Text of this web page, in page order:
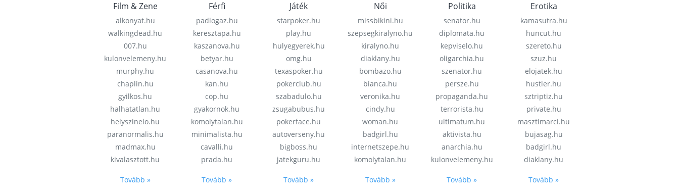
Film & Zene
alkonyat.hu
walkingdead.hu
007.hu
kulonvelemeny.hu
murphy.hu
chaplin.hu
gyilkos.hu
halhatatlan.hu
helyszinelo.hu
paranormalis.hu
madmax.hu
kivalasztott.hu
Tovább »
Férfi
padlogaz.hu
keresztapa.hu
kaszanova.hu
betyar.hu
casanova.hu
kan.hu
cop.hu
gyakornok.hu
komolytalan.hu
minimalista.hu
cavalli.hu
prada.hu
Tovább »
Játék
starpoker.hu
play.hu
hulyegyerek.hu
omg.hu
texaspoker.hu
pokerclub.hu
szabadulo.hu
zsugabubus.hu
pokerface.hu
autoverseny.hu
bigboss.hu
jatekguru.hu
Tovább »
Női
missbikini.hu
szepsegkiralyno.hu
kiralyno.hu
diaklany.hu
bombazo.hu
bianca.hu
veronika.hu
cindy.hu
woman.hu
badgirl.hu
internetszepe.hu
komolytalan.hu
Tovább »
Politika
senator.hu
diplomata.hu
kepviselo.hu
oligarchia.hu
szenator.hu
persze.hu
propaganda.hu
terrorista.hu
ultimatum.hu
aktivista.hu
anarchia.hu
kulonvelemeny.hu
Tovább »
Erotika
kamasutra.hu
huncut.hu
szereto.hu
szuz.hu
elojatek.hu
hustler.hu
sztriptiz.hu
private.hu
masztimarci.hu
bujasag.hu
badgirl.hu
diaklany.hu
Tovább »